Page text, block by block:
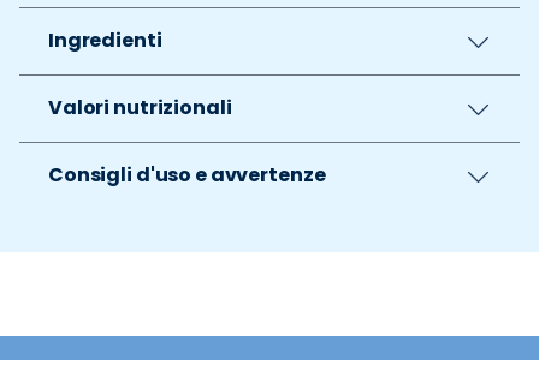
Ingredienti
Valori nutrizionali
Consigli d'uso e avvertenze